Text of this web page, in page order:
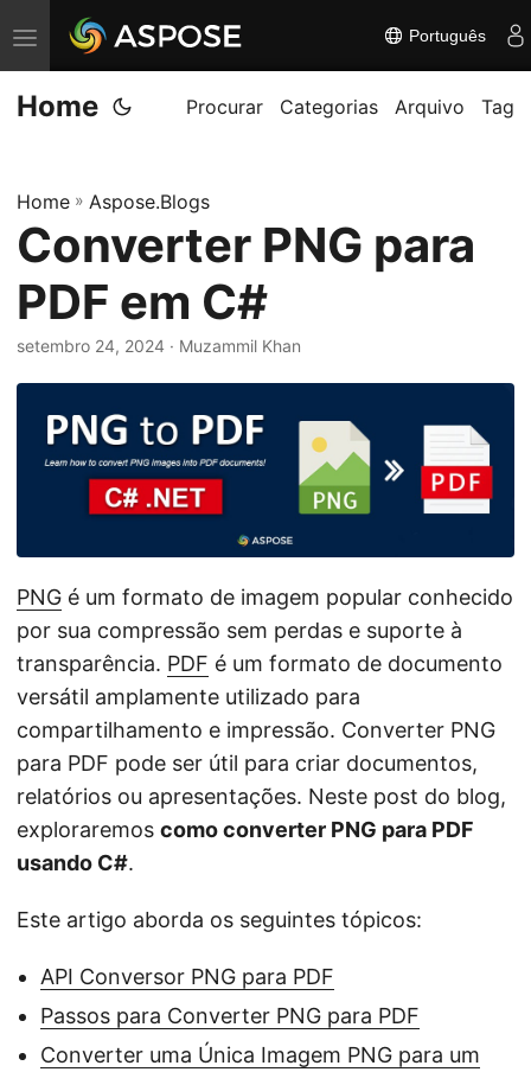
A
l
t
n
a
n
a
Português
Home Procurar Categorias Arquivo Tag
Home » Aspose.Blogs
Converter PNG para
PDF em C#
setembro 24, 2024 · Muzammil Khan
PNG é um formato de imagem popular conhecido
por sua compressão sem perdas e suporte à
transparência. PDF é um formato de documento
versátil amplamente utilizado para
compartilhamento e impressão. Converter PNG
para PDF pode ser útil para criar documentos,
relatórios ou apresentações. Neste post do blog,
exploraremos como converter PNG para PDF
usando C#.
Este artigo aborda os seguintes tópicos:
API Conversor PNG para PDF
Passos para Converter PNG para PDF
Converter uma Única Imagem PNG para um